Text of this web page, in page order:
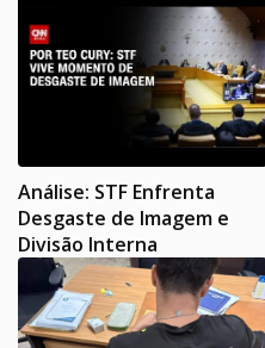
Análise: STF Enfrenta
Desgaste de Imagem e
Divisão Interna